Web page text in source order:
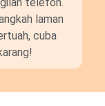
laman
cuba